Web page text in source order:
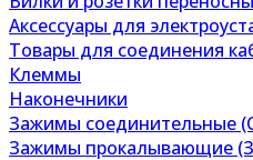
Аксессуары для
Товары для соединения
Клеммы
Наконечники
Зажимы соединительные
Зажимы прокалывающие